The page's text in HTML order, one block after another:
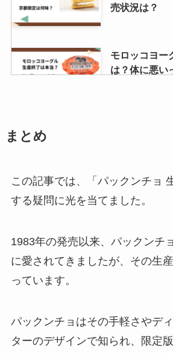
売状況は？
モロッコヨー
は？体に悪い
かっぱえびせ
手に入る？
を調査！
まとめ
この記事では、「パックンチョ
する疑問に光を当てました。
1983年の発売以来、パックンチ
に愛されてきましたが、その生
っています。
パックンチョはその手軽さやデ
ターのデザインで知られ、限定